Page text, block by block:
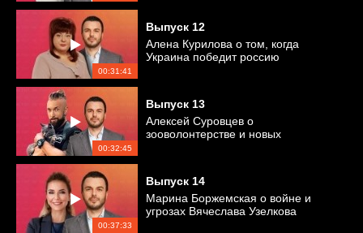
00:31:41
Выпуск 12
Алена Курилова о том, когда
Украина победит россию
00:32:45
Выпуск 13
Алексей Суровцев о
зооволонтерстве и новых
00:37:33
Выпуск 14
Марина Боржемская о войне и
угрозах Вячеслава Узелкова